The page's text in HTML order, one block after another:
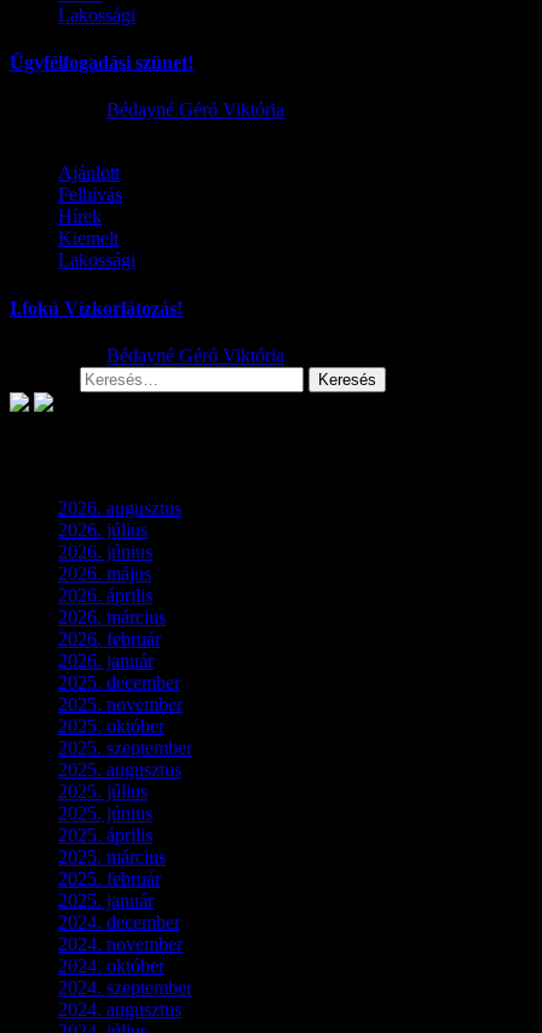
Lakossági
Ügyfélfogadási szünet!
Bédayné Géró Viktória
Ajánlott
Felhívás
Hírek
Kiemelt
Lakossági
I.fokú Vízkorlátozás!
Bédayné Géró Viktória
2026. augusztus
2026. július
2026. június
2026. május
2026. április
2026. március
2026. február(4)
2026. január(2)
2025. december(4)
2025. november(3)
2025. október(3)
2025. szeptember(5)
2025. augusztus
2025. július
2025. június
2025. április
2025. március
2025. február(7)
2025. január(3)
2024. december(3)
2024. november(7)
2024. október(6)
2024. szeptember(4)
2024. augusztus